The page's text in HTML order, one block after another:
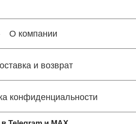
О компании
и возврат
конфиденциальности